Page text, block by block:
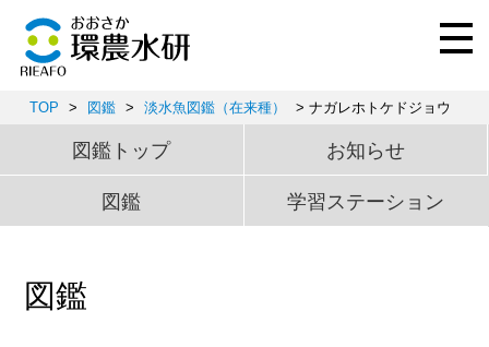
TOP > 図鑑 > 淡水魚図鑑（在来種） > ナガレホトケドジョウ
図鑑トップ お知らせ
図鑑 学習ステーション
図鑑